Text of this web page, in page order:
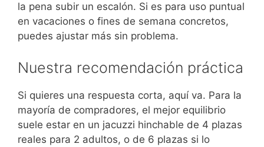
la pena subir un escalón. Si es para uso puntual
en vacaciones o fines de semana concretos,
puedes ajustar más sin problema.
Nuestra recomendación práctica
Si quieres una respuesta corta, aquí va. Para la
mayoría de compradores, el mejor equilibrio
suele estar en un jacuzzi hinchable de 4 plazas
reales para 2 adultos, o de 6 plazas si lo